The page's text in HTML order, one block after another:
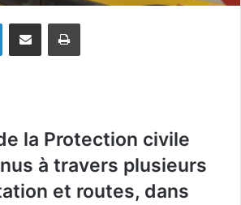
la Protection civile
à travers plusieurs
et routes, dans